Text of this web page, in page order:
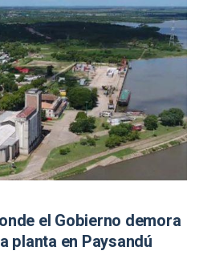
el Gobierno demora
planta en Paysandú